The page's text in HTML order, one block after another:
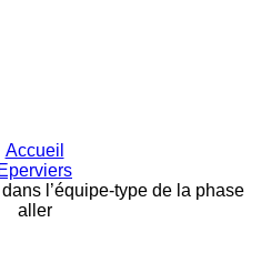
Accueil
Eperviers
l’équipe-type de la phase
aller